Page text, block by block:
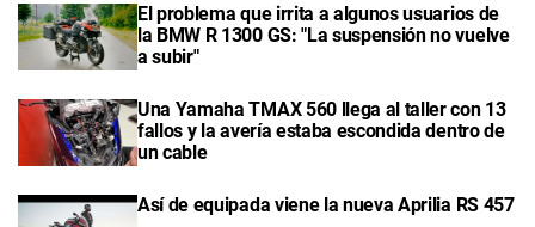
El problema que irrita a algunos usuarios de
la BMW R 1300 GS: "La suspensión no vuelve
a subir"
Una Yamaha TMAX 560 llega al taller con 13
fallos y la avería estaba escondida dentro de
un cable
Así de equipada viene la nueva Aprilia RS 457